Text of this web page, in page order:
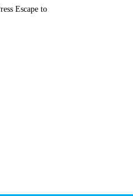
Escape to